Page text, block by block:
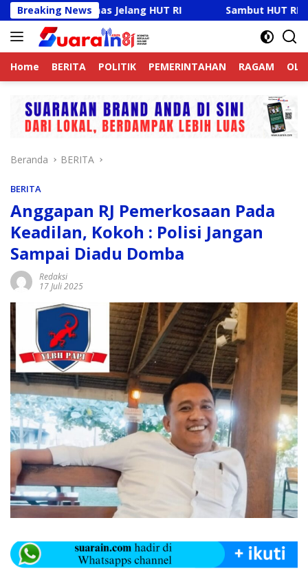
Langsung
ke
konten
Breaking News
Jelang HUT RI Sambut HUT RI Ke-81, Ricky
Home BERITA POLITIK PEMERINTAHAN RAGAM
Beranda BERITA
BERITA
Anggapan RJ Pemerkosaan Pada
Keadilan, Kokoh : Polisi Jangan
Sampai Diadu Domba
Redaksi
17 Juli 2025